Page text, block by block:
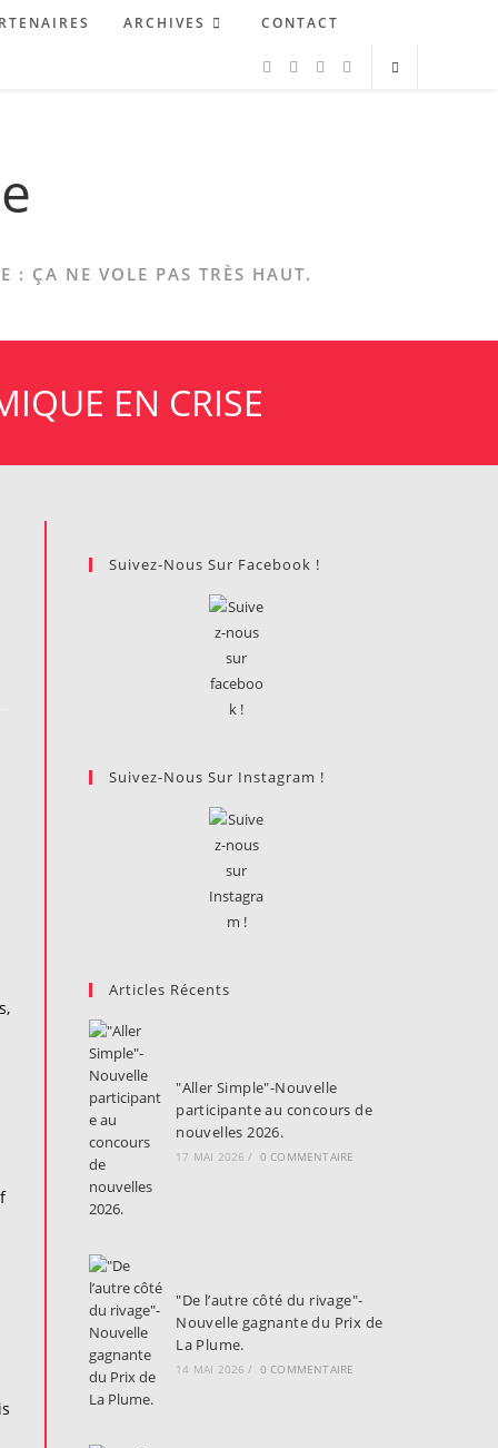
ARCHIVES CONTACT
: ÇA NE VOLE PAS TRÈS HAUT.
EN CRISE
Suivez-Nous Sur Facebook !
Suivez-Nous Sur Instagram !
Articles Récents
"Aller Simple"-Nouvelle
participante au concours de
nouvelles 2026.
17 MAI 2026 / 0 COMMENTAIRE
"De l’autre côté du rivage"-
Nouvelle gagnante du Prix de
La Plume.
14 MAI 2026 / 0 COMMENTAIRE